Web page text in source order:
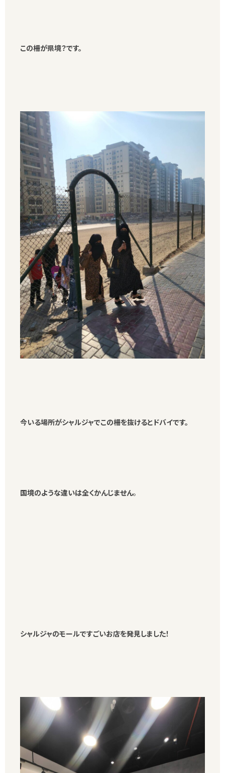
この柵が県境？です。
今いる場所がシャルジャでこの柵を抜けるとドバイです。
国境のような違いは全くかんじません。
シャルジャのモールですごいお店を発見しました！